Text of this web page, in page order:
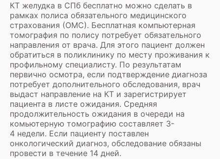
КТ желудка в СПб бесплатно можно сделать в
рамках полиса обязательного медицинского
страхования (ОМС). Бесплатная компьютерная
томография по полису потребует обязательного
направления от врача. Для этого пациент должен
обратиться в поликлинику по месту проживания к
профильному специалисту. По результатам
первично осмотра, если подтверждение диагноза
потребует дополнительного обследования, врач
выдаст направление на КТ и зарегистрирует
пациента в листе ожидания. Средняя
продолжительность ожидания в очереди на
комьютерную томографию составляет 3-
4 недели. Если пациенту поставлен
онкологический диагноз, обследование обязаны
провести в течение 14 дней.